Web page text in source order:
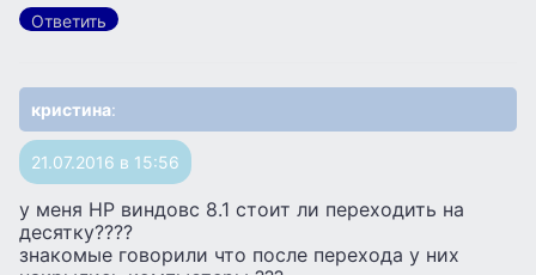
Ответить
кристина:
21.07.2016 в 15:56
у меня HP виндовс 8.1 стоит ли переходить на
десятку????
знакомые говорили что после перехода у них